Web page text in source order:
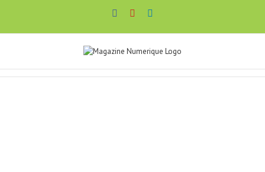
FacebookYouTube